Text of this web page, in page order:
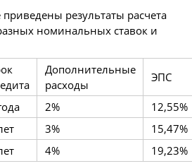
результаты расчета
номинальных ставок и
Дополнительные
расходы
ЭПС
2%
12,55%
3%
15,47%
4%
19,23%